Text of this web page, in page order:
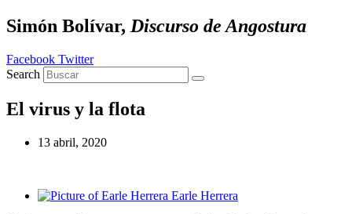
Simón Bolívar, Discurso de Angostura
Facebook Twitter
Search
El virus y la flota
13 abril, 2020
Earle Herrera